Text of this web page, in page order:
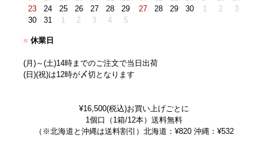
23
24 25 26 27 28
29
30
31 1 2 3 4 5
27
28 29 30 1 2 3
■ 休業日
(月)～(土)14時までのご注文で当日出荷
(日)(祝)は12時が〆切となります
¥16,500(税込)お買い上げごとに
1個口（1箱/12本）送料無料
（※北海道と沖縄は送料割引）北海道：¥820 沖縄：¥532